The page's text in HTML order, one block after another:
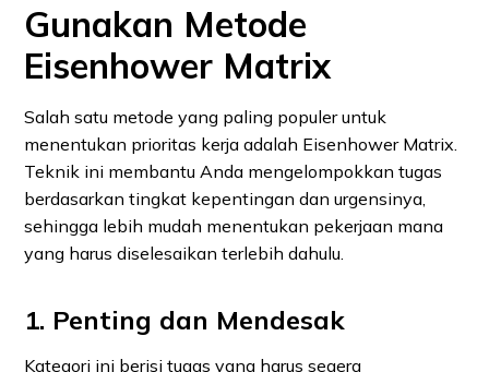
Gunakan Metode
Eisenhower Matrix
Salah satu metode yang paling populer untuk
menentukan prioritas kerja adalah Eisenhower Matrix.
Teknik ini membantu Anda mengelompokkan tugas
berdasarkan tingkat kepentingan dan urgensinya,
sehingga lebih mudah menentukan pekerjaan mana
yang harus diselesaikan terlebih dahulu.
1. Penting dan Mendesak
Kategori ini berisi tugas yang harus segera